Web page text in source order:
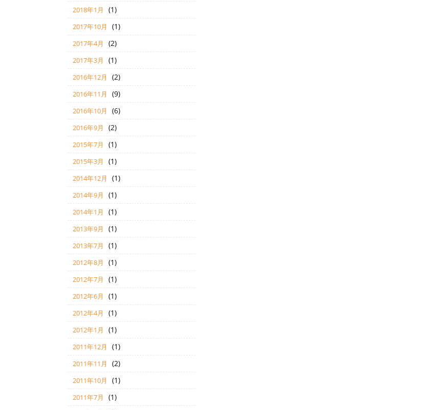
2018年1月 (1)
2017年10月 (1)
2017年4月 (2)
2017年3月 (1)
2016年12月 (2)
2016年11月 (9)
2016年10月 (6)
2016年9月 (2)
2015年7月 (1)
2015年3月 (1)
2014年12月 (1)
2014年9月 (1)
2014年1月 (1)
2013年9月 (1)
2013年7月 (1)
2012年8月 (1)
2012年7月 (1)
2012年6月 (1)
2012年4月 (1)
2012年1月 (1)
2011年12月 (1)
2011年11月 (2)
2011年10月 (1)
2011年7月 (1)